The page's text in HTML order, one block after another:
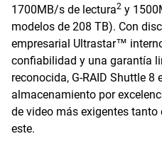
1700MB/s de lectura2 y
modelos de 208 TB). Con
empresarial Ultrastar™
confiabilidad y una garantía
reconocida, G-RAID Shuttle 8
almacenamiento por
de video más exigentes
este.